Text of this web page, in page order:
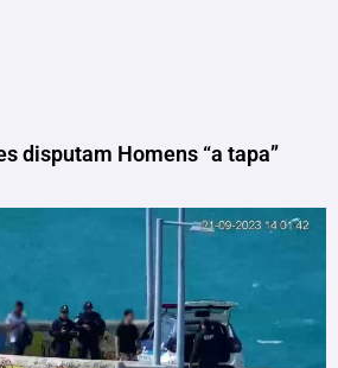
disputam Homens “a tapa”